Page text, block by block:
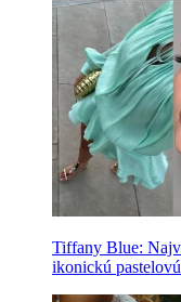
Tiffany Blue:
ikonickú